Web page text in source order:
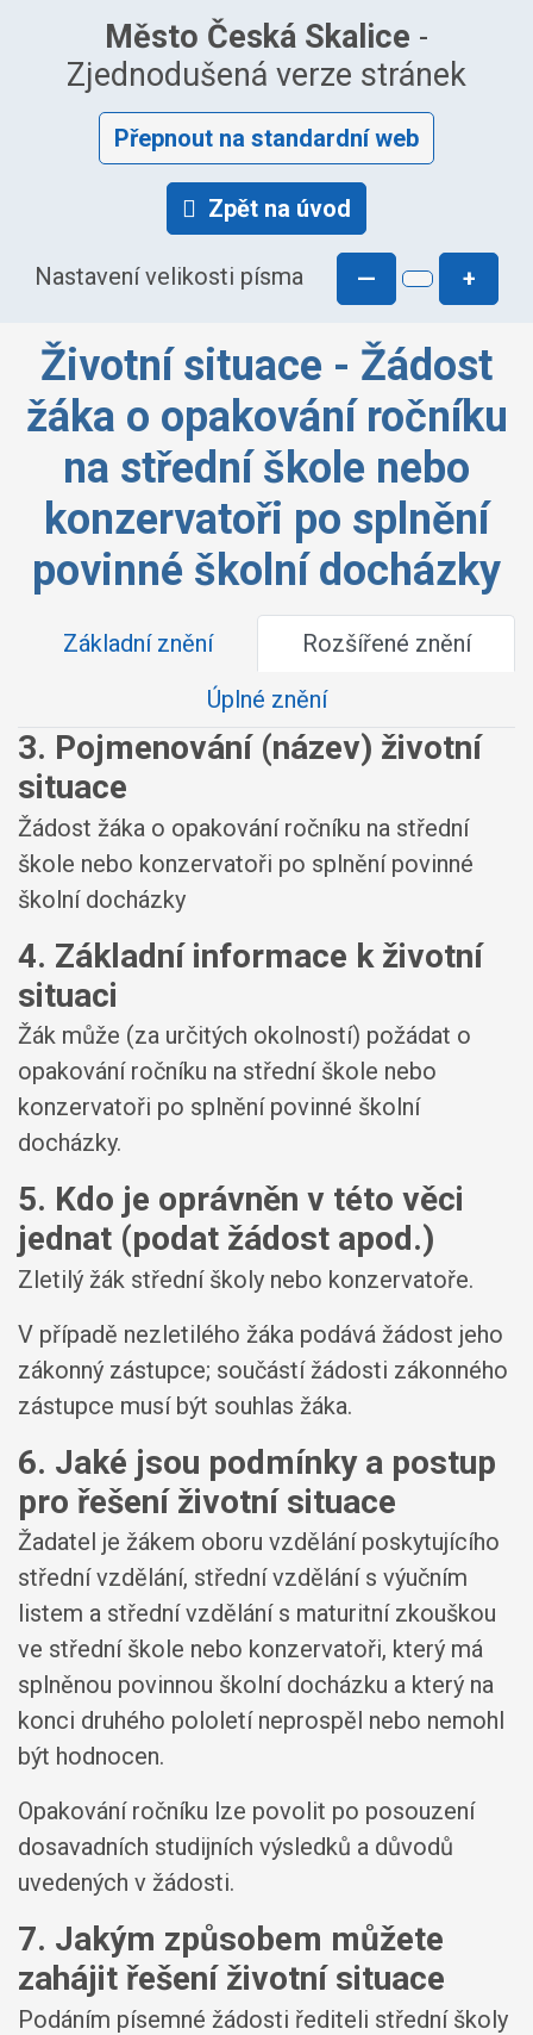
Město Česká Skalice -
Zjednodušená verze stránek
Přepnout na standardní web
Zpět na úvod
Nastavení velikosti písma — +
Životní situace - Žádost
žáka o opakování ročníku
na střední škole nebo
konzervatoři po splnění
povinné školní docházky
Základní znění
Rozšířené znění
Úplné znění
3. Pojmenování (název) životní
situace
Žádost žáka o opakování ročníku na střední
škole nebo konzervatoři po splnění povinné
školní docházky
4. Základní informace k životní
situaci
Žák může (za určitých okolností) požádat o
opakování ročníku na střední škole nebo
konzervatoři po splnění povinné školní
docházky.
5. Kdo je oprávněn v této věci
jednat (podat žádost apod.)
Zletilý žák střední školy nebo konzervatoře.
V případě nezletilého žáka podává žádost jeho
zákonný zástupce; součástí žádosti zákonného
zástupce musí být souhlas žáka.
6. Jaké jsou podmínky a postup
pro řešení životní situace
Žadatel je žákem oboru vzdělání poskytujícího
střední vzdělání, střední vzdělání s výučním
listem a střední vzdělání s maturitní zkouškou
ve střední škole nebo konzervatoři, který má
splněnou povinnou školní docházku a který na
konci druhého pololetí neprospěl nebo nemohl
být hodnocen.
Opakování ročníku lze povolit po posouzení
dosavadních studijních výsledků a důvodů
uvedených v žádosti.
7. Jakým způsobem můžete
zahájit řešení životní situace
Podáním písemné žádosti řediteli střední školy